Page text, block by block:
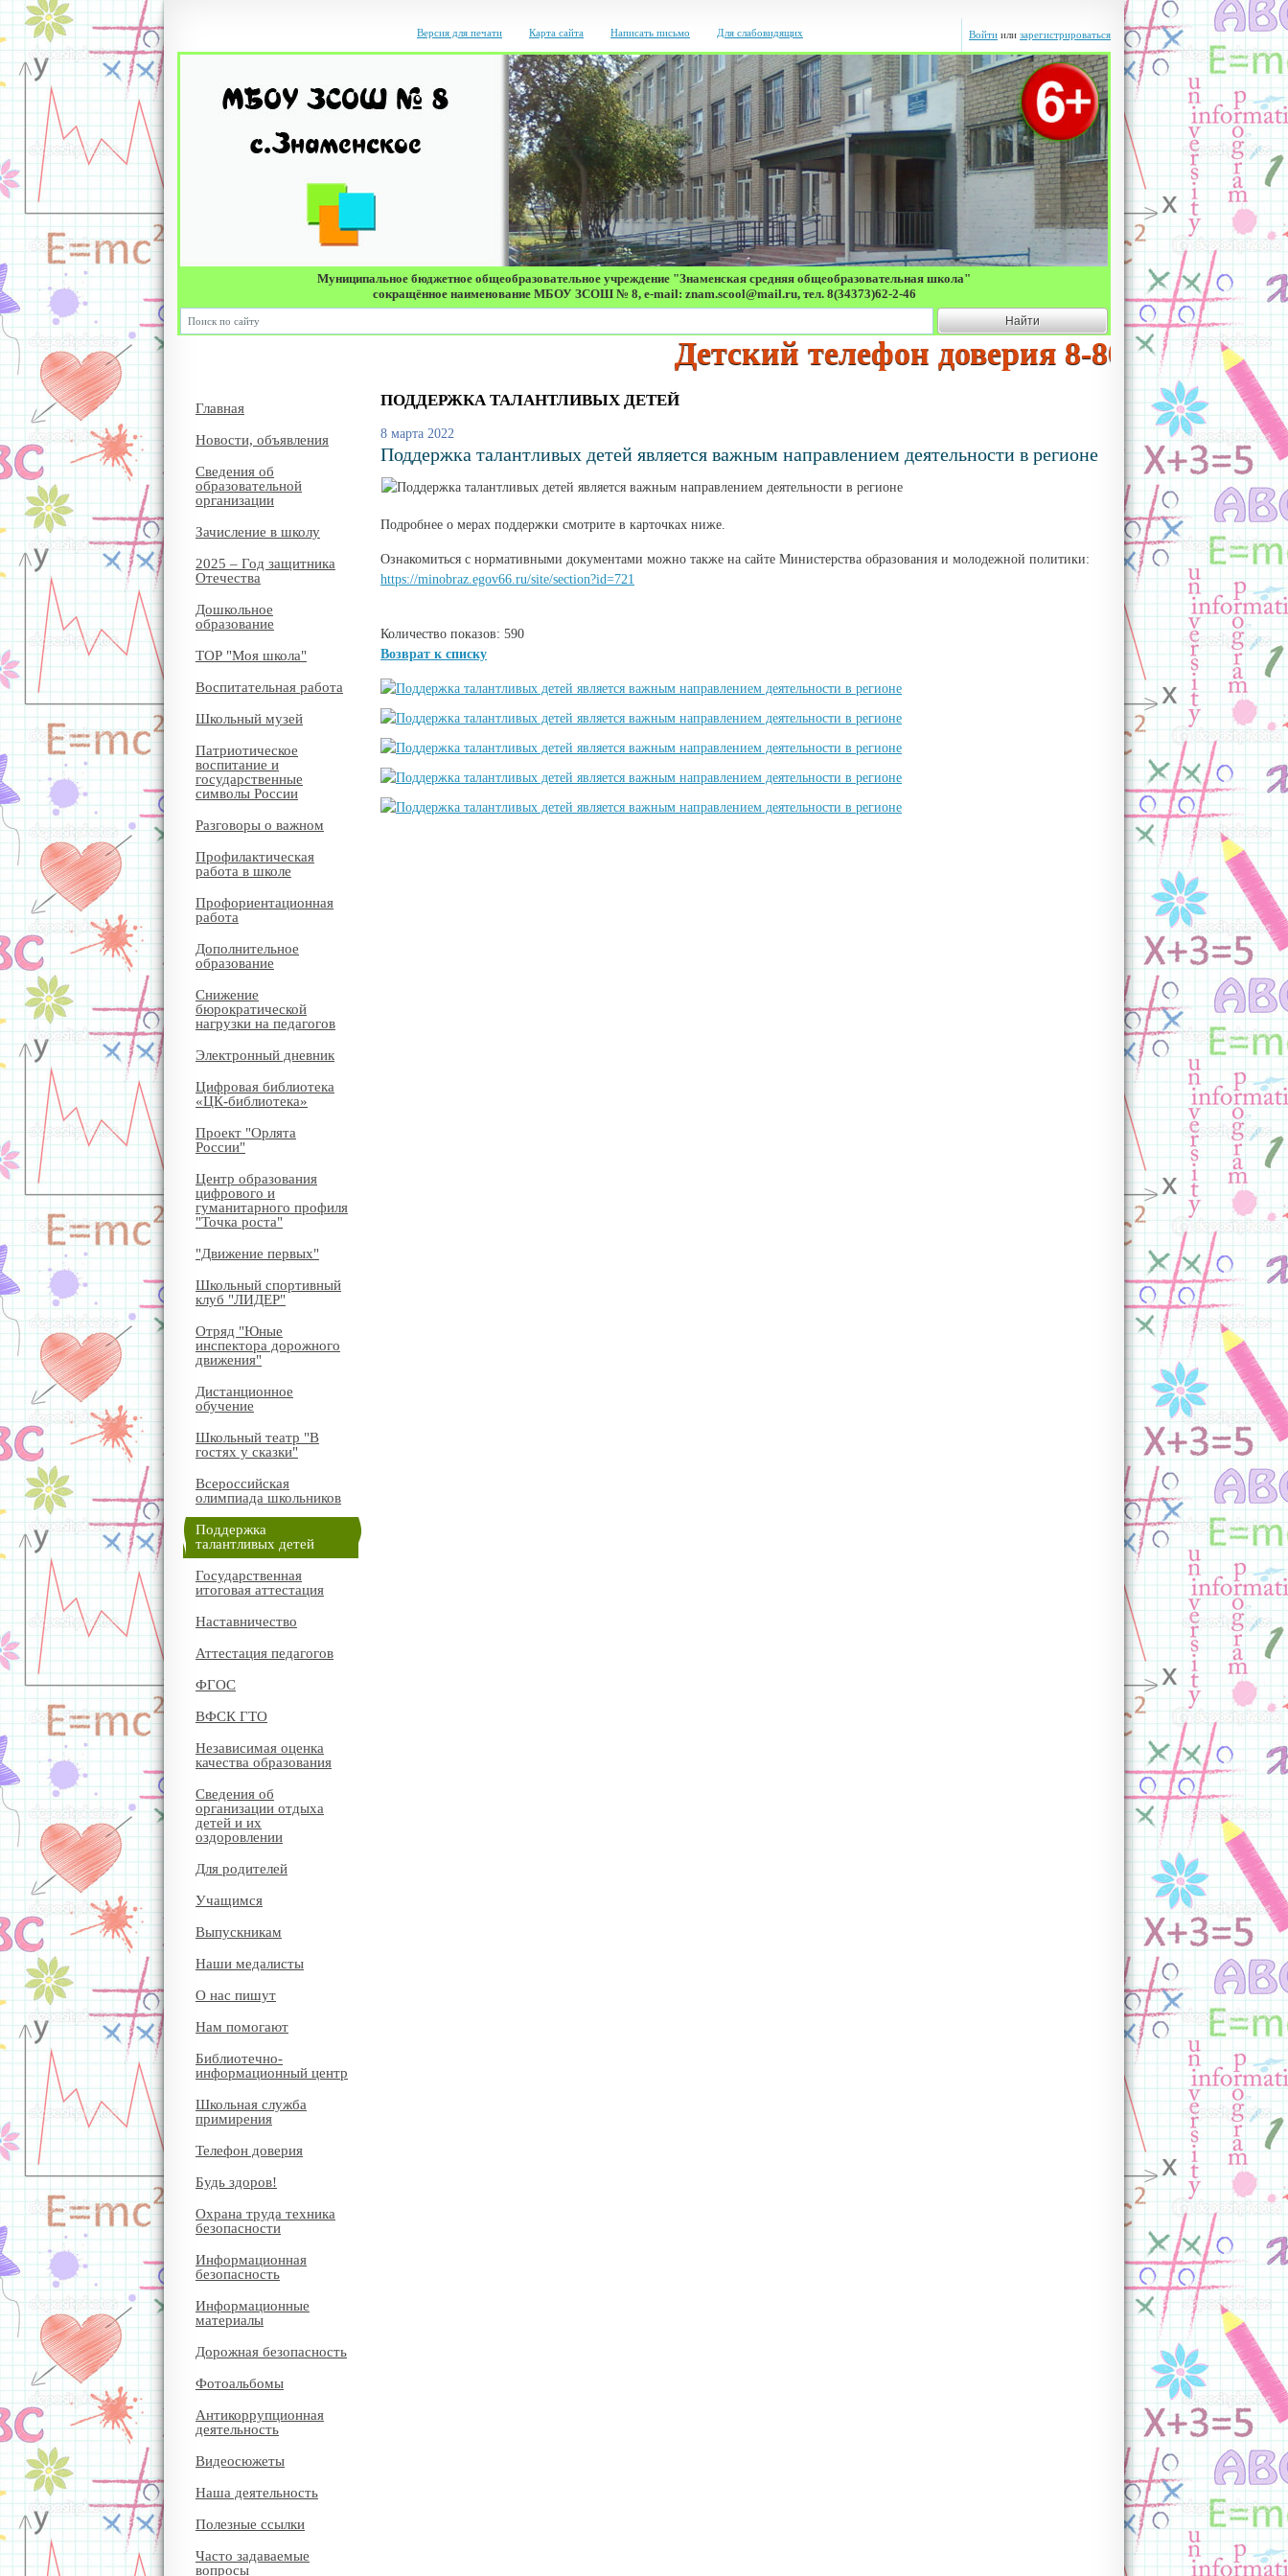
Войти или зарегистрироваться
Версия для печати Карта сайта Написать письмо Для слабовидящих
Муниципальное бюджетное общеобразовательное учреждение "Знаменская средняя общеобразовательная школа"
сокращённое наименование МБОУ ЗСОШ № 8, e-mail: znam.scool@mail.ru, тел. 8(34373)62-2-46
Найти
Детский телефон доверия 8-800-2000-122
Главная
Новости, объявления
Сведения об
образовательной
организации
Зачисление в школу
2025 – Год защитника
Отечества
Дошкольное
образование
ТОР "Моя школа"
Воспитательная работа
Школьный музей
Патриотическое
воспитание и
государственные
символы России
Разговоры о важном
Профилактическая
работа в школе
Профориентационная
работа
Дополнительное
образование
Снижение
бюрократической
нагрузки на педагогов
Электронный дневник
Цифровая библиотека
«ЦК-библиотека»
Проект "Орлята
России"
Центр образования
цифрового и
гуманитарного профиля
"Точка роста"
"Движение первых"
Школьный спортивный
клуб "ЛИДЕР"
Отряд "Юные
инспектора дорожного
движения"
Дистанционное
обучение
Школьный театр "В
гостях у сказки"
Всероссийская
олимпиада школьников
Поддержка
талантливых детей
Государственная
итоговая аттестация
Наставничество
Аттестация педагогов
ФГОС
ВФСК ГТО
Независимая оценка
качества образования
Сведения об
организации отдыха
детей и их
оздоровлении
Для родителей
Учащимся
Выпускникам
Наши медалисты
О нас пишут
Нам помогают
Библиотечно-
информационный центр
Школьная служба
примирения
Телефон доверия
Будь здоров!
Охрана труда техника
безопасности
Информационная
безопасность
Информационные
материалы
Дорожная безопасность
Фотоальбомы
Антикоррупционная
деятельность
Видеосюжеты
Наша деятельность
Полезные ссылки
Часто задаваемые
вопросы
ПОДДЕРЖКА ТАЛАНТЛИВЫХ ДЕТЕЙ
8 марта 2022
Поддержка талантливых детей является важным направлением деятельности в регионе
Подробнее о мерах поддержки смотрите в карточках ниже.
Ознакомиться с нормативными документами можно также на сайте Министерства образования и молодежной политики:
https://minobraz.egov66.ru/site/section?id=721
Количество показов: 590
Возврат к списку